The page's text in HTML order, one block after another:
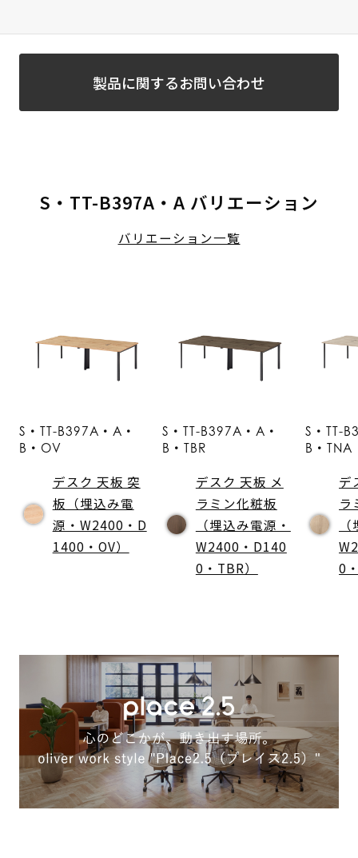
製品に関するお問い合わせ
S・TT-B397A・A バリエーション
バリエーション一覧
S・TT-B397A・A・
B・OV
デスク 天板 突
板（埋込み電
源・W2400・D
1400・OV）
S・TT-B397A・A・
B・TBR
デスク 天板 メ
ラミン化粧板
（埋込み電源・
W2400・D140
0・TBR）
S・TT-
B・TNA
デ
ラ
0